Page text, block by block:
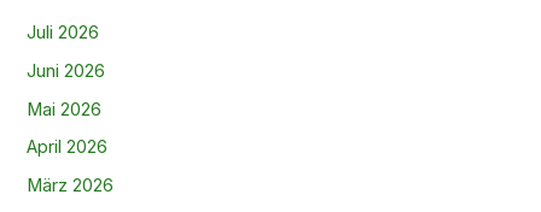
Juli 2026
Juni 2026
Mai 2026
April 2026
März 2026